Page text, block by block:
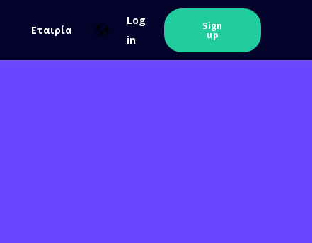
Εταιρία
Log
in
Sign
up